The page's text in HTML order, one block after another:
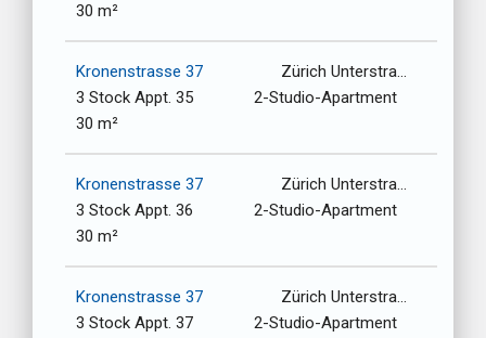
30 m²
Kronenstrasse 37
Zürich Unterstrasse-Oberstrasse / 8006
3 Stock Appt. 35
2-Studio-Apartment
30 m²
Kronenstrasse 37
Zürich Unterstrasse-Oberstrasse / 8006
3 Stock Appt. 36
2-Studio-Apartment
30 m²
Kronenstrasse 37
Zürich Unterstrasse-Oberstrasse / 8006
3 Stock Appt. 37
2-Studio-Apartment